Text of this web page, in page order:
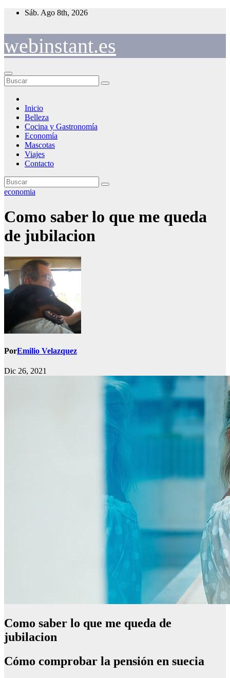
Saltar
Sáb. Ago 8th, 2026
webinstant.es
Inicio
Belleza
Cocina y Gastronomía
Economía
Mascotas
Viajes
Contacto
economia
Como saber lo que me queda
de jubilacion
PorEmilio Velazquez
Dic 26, 2021
Como saber lo que me queda de
jubilacion
Cómo comprobar la pensión en suecia